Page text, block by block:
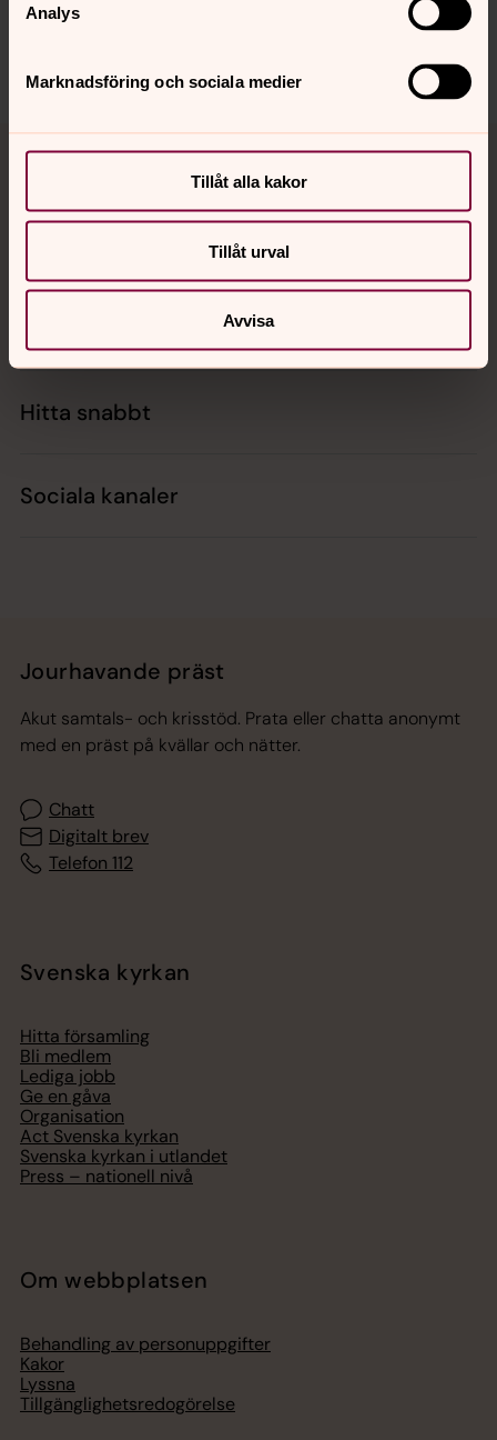
Analys
Marknadsföring och sociala medier
Tillåt alla kakor
Tillåt urval
Avvisa
Dela
Tillbaka till toppen
Tillbaka till innehållet
Hitta snabbt
Sociala kanaler
Jourhavande präst
Akut samtals- och krisstöd. Prata eller chatta anonymt
med en präst på kvällar och nätter.
Chatt
Digitalt brev
Telefon 112
Svenska kyrkan
Hitta församling
Bli medlem
Lediga jobb
Ge en gåva
Organisation
Act Svenska kyrkan
Svenska kyrkan i utlandet
Press – nationell nivå
Om webbplatsen
Behandling av personuppgifter
Kakor
Lyssna
Tillgänglighetsredogörelse